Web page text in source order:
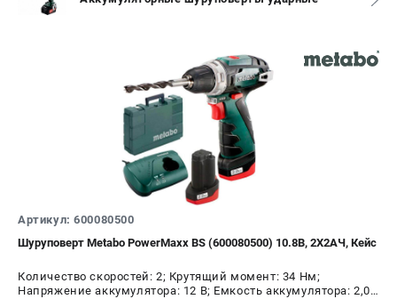
( 0 )
(
Артикул: 600080500
Шуруповерт Metabo PowerMaxx BS (600080500) 10.8В, 2X2АЧ, Кейс
Количество скоростей: 2; Крутящий момент: 34 Нм;
Напряжение аккумулятора: 12 В; Емкость аккумулятора: 2,0